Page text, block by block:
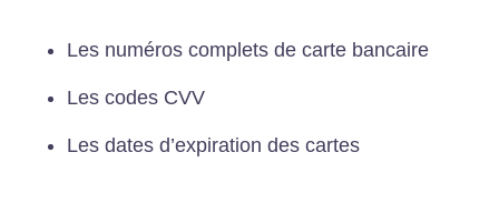
Les numéros complets de carte bancaire
Les codes CVV
Les dates d’expiration des cartes